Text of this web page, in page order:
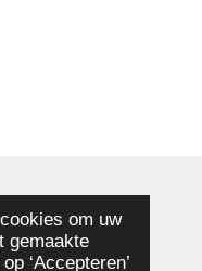
om uw
gemaakte
‘Accepteren’